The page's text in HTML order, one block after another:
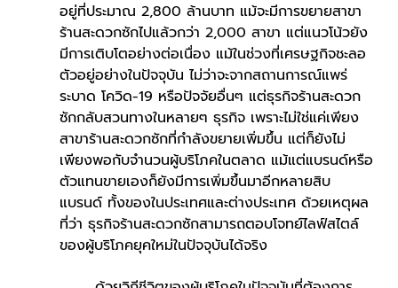
อยู่ที่ประมาณ 2,800 ล้านบาท แม้จะมีการขยายสาขา
ร้านสะดวกซักไปแล้วกว่า 2,000 สาขา แต่แนวโน้วยัง
มีการเติบโตอย่างต่อเนื่อง แม้ในช่วงที่เศรษฐกิจชะลอ
ตัวอยู่อย่างในปัจจุบัน ไม่ว่าจะจากสถานการณ์แพร่
ระบาด โควิด-19 หรือปัจจัยอื่นๆ แต่ธุรกิจร้านสะดวก
ซักกลับสวนทางในหลายๆ ธุรกิจ เพราะไม่ใช่แค่เพียง
สาขาร้านสะดวกซักที่กำลังขยายเพิ่มขึ้น แต่ก็ยังไม่
เพียงพอกับจำนวนผู้บริโภคในตลาด แม้แต่แบรนด์หรือ
ตัวแทนขายเองก็ยังมีการเพิ่มขึ้นมาอีกหลายสิบ
แบรนด์ ทั้งของในประเทศและต่างประเทศ ด้วยเหตุผล
ที่ว่า ธุรกิจร้านสะดวกซักสามารถตอบโจทย์ไลฟ์สไตล์
ของผู้บริโภคยุคใหม่ในปัจจุบันได้จริง